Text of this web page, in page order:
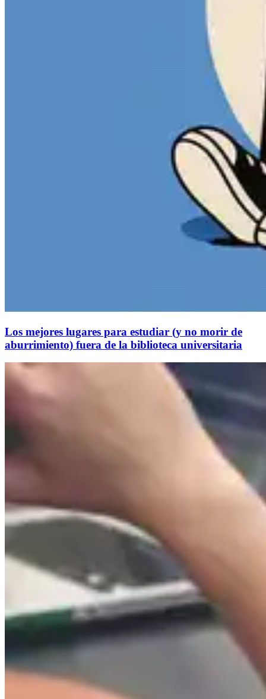
Los mejores lugares para estudiar (y no morir de
aburrimiento) fuera de la biblioteca universitaria